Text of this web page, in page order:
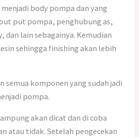
body pompa dan yang
put pompa, penghubung as,
dan lain sebagainya. Kemudian
sehingga finishing akan lebih
semua komponen yang sudah jadi
pompa.
akan dicat dan di coba
atau tidak. Setelah pengecekan